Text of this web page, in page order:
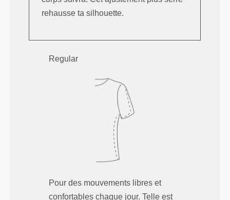
rehausse ta silhouette.
Regular
Pour des mouvements libres et
confortables chaque jour. Telle est